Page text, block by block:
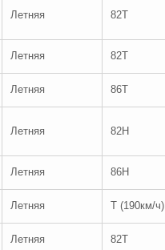
Летняя 82T
Летняя 82T
Летняя 86T
Летняя 82H
Летняя 86H
Летняя T (190км/ч)
Летняя 82T